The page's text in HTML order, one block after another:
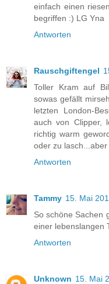
einfach einen
begriffen :) LG Yna
Antworten
Rauschgiftengel
Toller Kram auf
sowas gefällt
letzten London-
auch von Clipper,
richtig warm
oder zu
Antworten
Tammy 15. Mai
So schöne Sachen
einer lebenslangen
Antworten
Unknown 15. Mai